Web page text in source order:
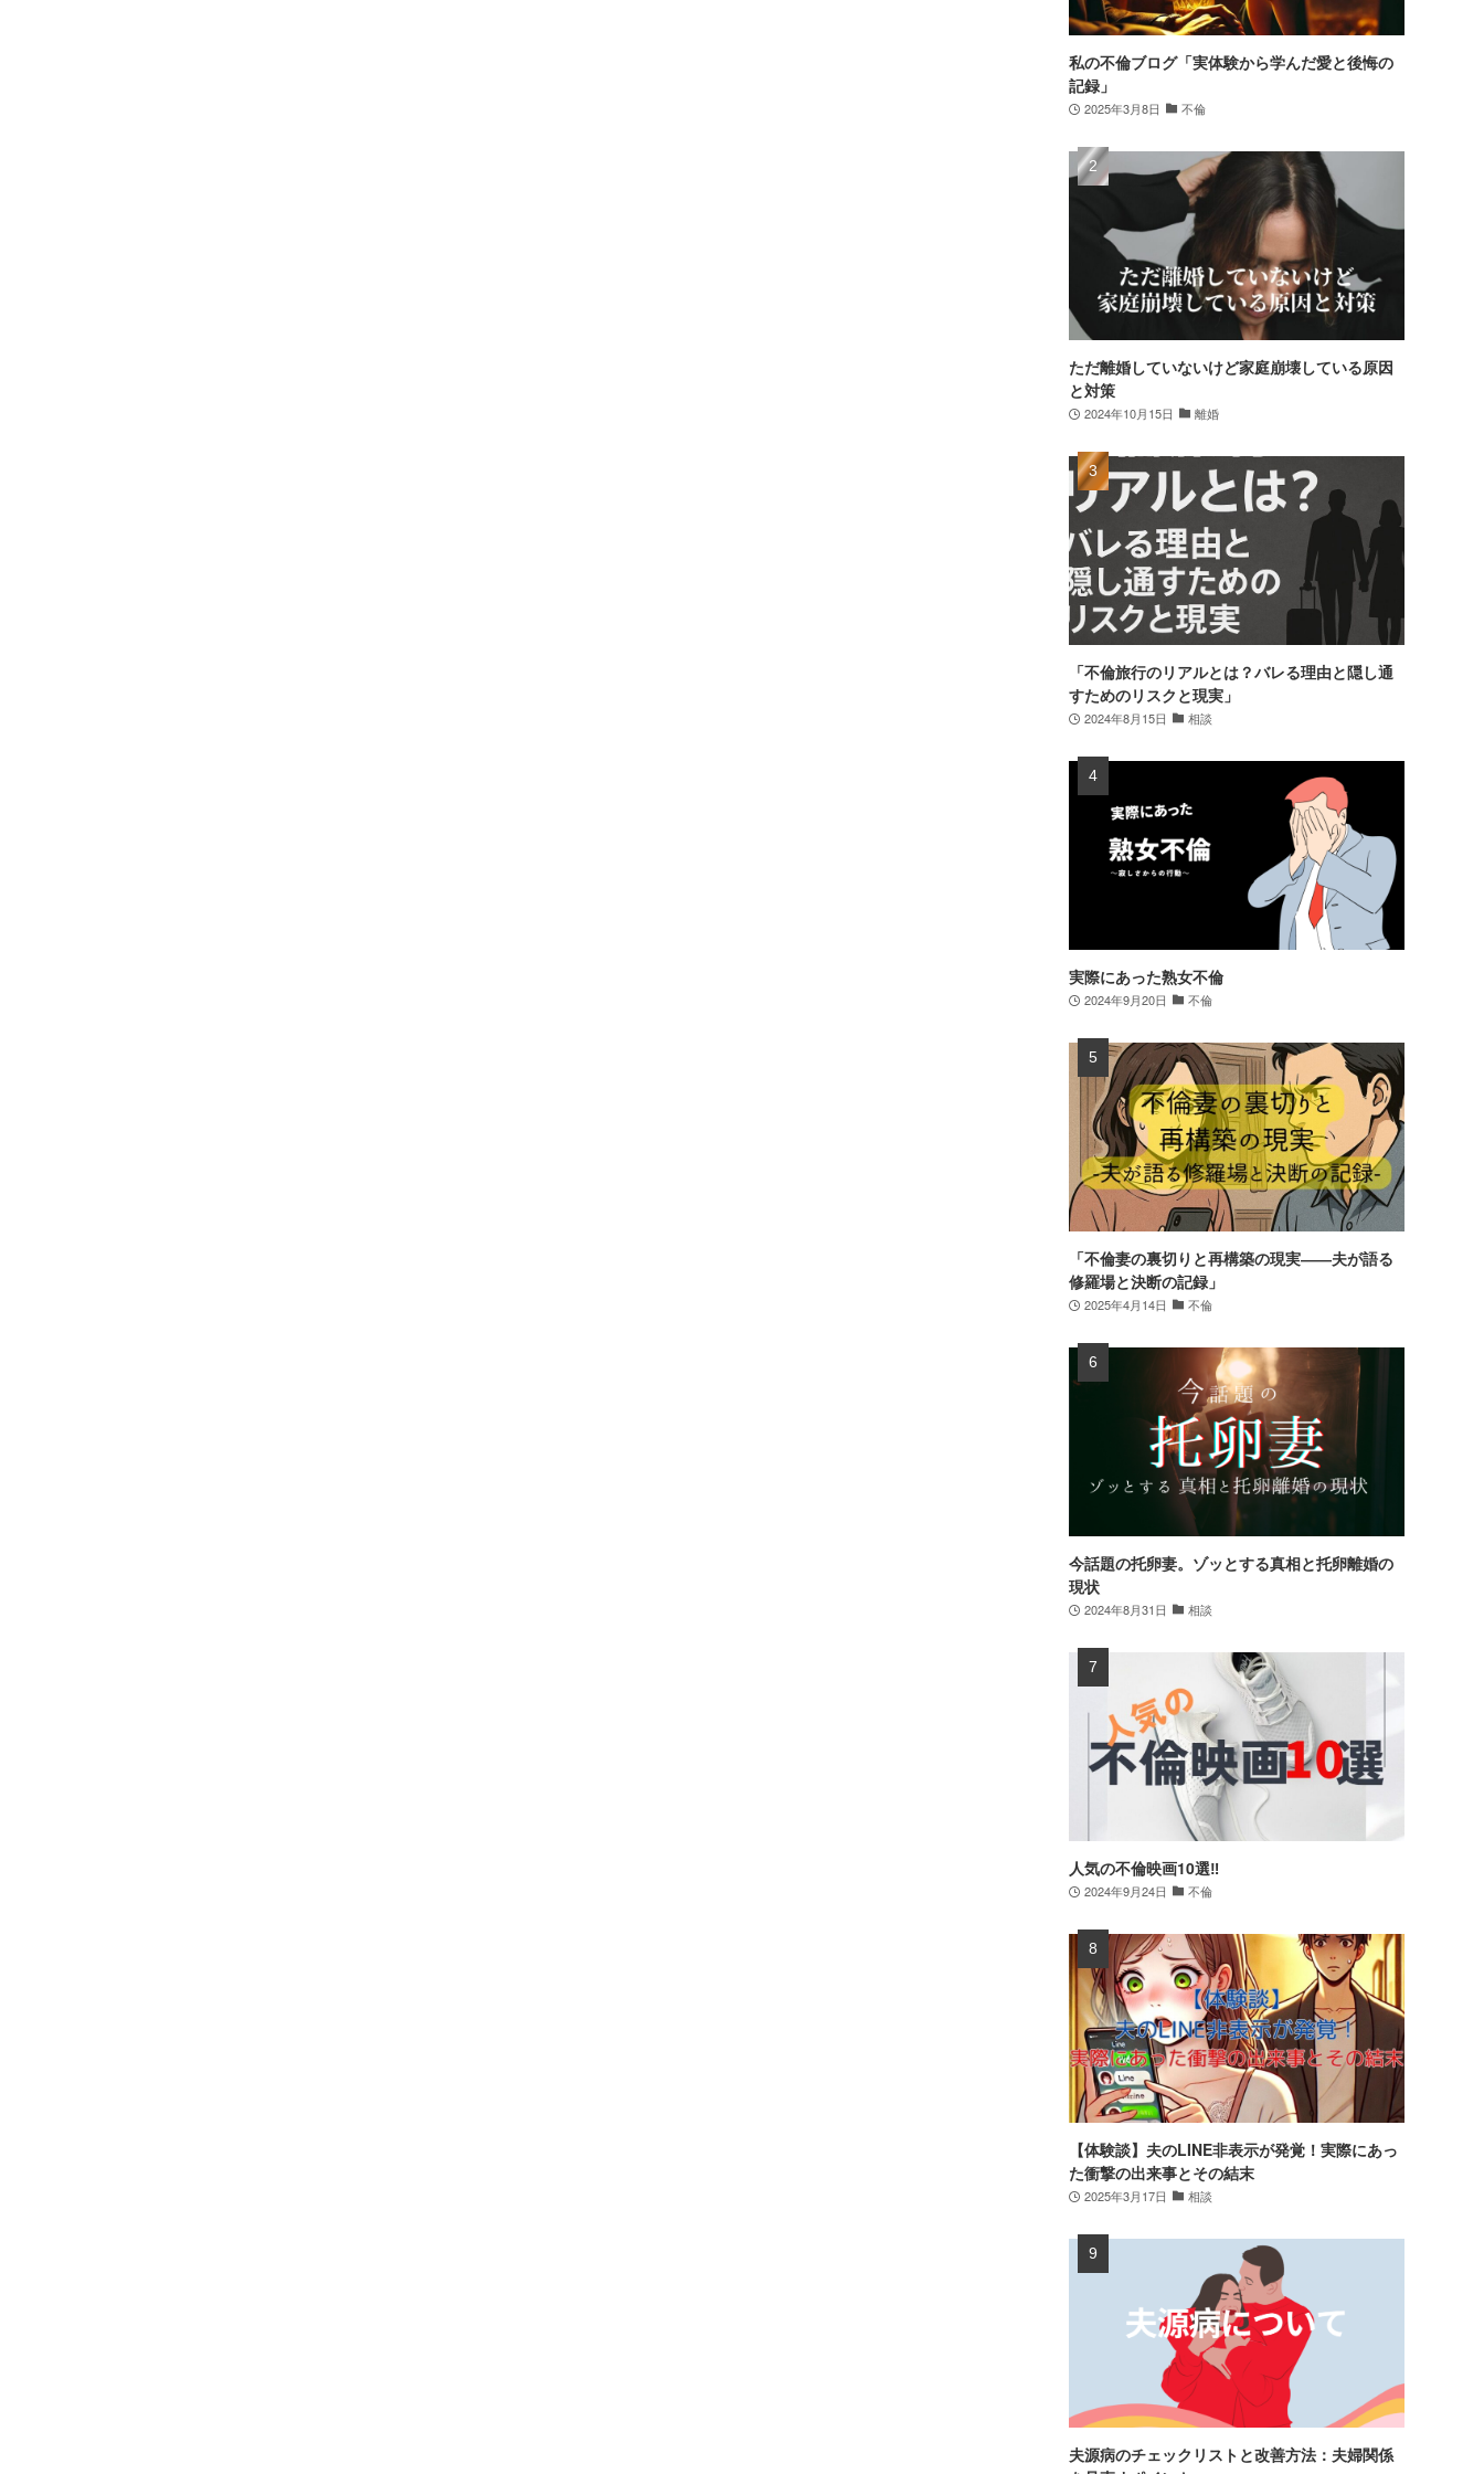
私の不倫ブログ「実体験から学んだ愛と後悔の
記録」
2025年3月8日 不倫
ただ離婚していないけど家庭崩壊している原因
と対策
2024年10月15日 離婚
「不倫旅行のリアルとは？バレる理由と隠し通
すためのリスクと現実」
2024年8月15日 相談
実際にあった熟女不倫
2024年9月20日 不倫
「不倫妻の裏切りと再構築の現実――夫が語る
修羅場と決断の記録」
2025年4月14日 不倫
今話題の托卵妻。ゾッとする真相と托卵離婚の
現状
2024年8月31日 相談
人気の不倫映画10選‼
2024年9月24日 不倫
【体験談】夫のLINE非表示が発覚！実際にあっ
た衝撃の出来事とその結末
2025年3月17日 相談
夫源病のチェックリストと改善方法：夫婦関係